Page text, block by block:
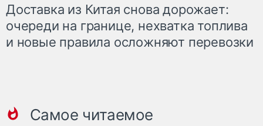
Доставка из Китая снова дорожает:
очереди на границе, нехватка топлива
и новые правила осложняют перевозки
Самое читаемое